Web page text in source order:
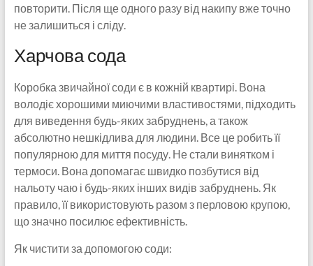
повторити. Після ще одного разу від накипу вже точно
не залишиться і сліду.
Харчова сода
Коробка звичайної соди є в кожній квартирі. Вона
володіє хорошими миючими властивостями, підходить
для виведення будь-яких забруднень, а також
абсолютно нешкідлива для людини. Все це робить її
популярною для миття посуду. Не стали винятком і
термоси. Вона допомагає швидко позбутися від
нальоту чаю і будь-яких інших видів забруднень. Як
правило, її використовують разом з перловою крупою,
що значно посилює ефективність.
Як чистити за допомогою соди: